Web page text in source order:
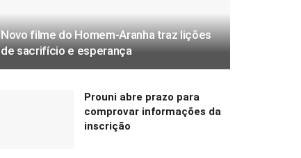
Novo filme do Homem-Aranha traz lições
de sacrifício e esperança
Prouni abre prazo para
comprovar informações da
inscrição